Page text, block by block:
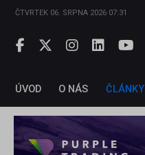
ČTVRTEK 06. SRPNA 2026 07:31
ÚVOD O NÁS ČLÁNKY